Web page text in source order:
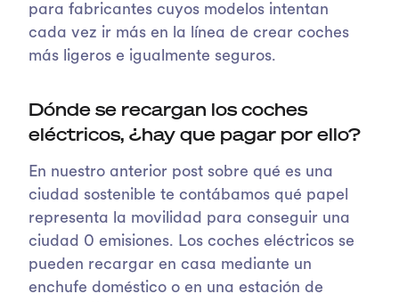
para fabricantes cuyos modelos intentan
cada vez ir más en la línea de crear coches
más ligeros e igualmente seguros.
Dónde se recargan los coches
eléctricos, ¿hay que pagar por ello?
En nuestro anterior post sobre qué es una
ciudad sostenible te contábamos qué papel
representa la movilidad para conseguir una
ciudad 0 emisiones. Los coches eléctricos se
pueden recargar en casa mediante un
enchufe doméstico o en una estación de